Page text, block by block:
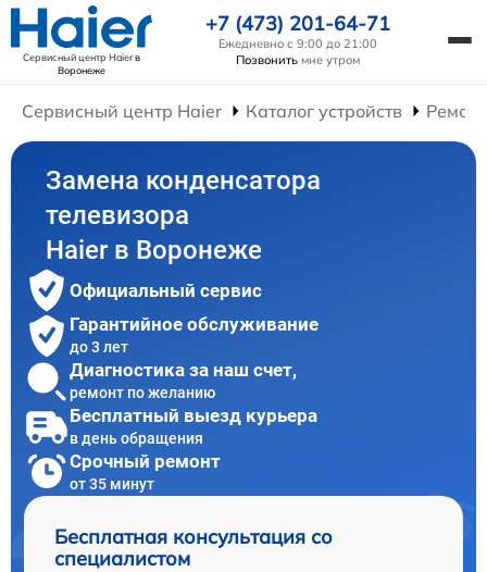
Сервисный центр Haierв
Воронеже
+7 (473) 201-64-71
Ежедневно с 9:00 до 21:00
Позвонить мне утром
Сервисный центр Haier Каталог устройств
Замена конденсатора
телевизора
Haier в Воронеже
Официальный сервис
Гарантийное обслуживание
до 3 лет
Диагностика за наш счет,
ремонт по желанию
Бесплатный выезд курьера
в день обращения
Срочный ремонт
от 35 минут
Бесплатная консультация со
специалистом